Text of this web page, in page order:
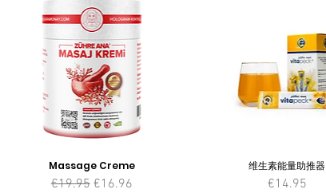
Massage Creme
一般價格
€19.95 促銷價格
€16.96
维生素能量助推器
價格
€14.95